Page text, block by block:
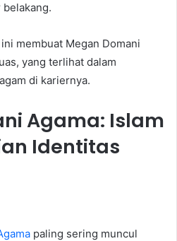
membuat Megan Domani
yang terlihat dalam
di kariernya.
Agama: Islam
Identitas
paling sering muncul